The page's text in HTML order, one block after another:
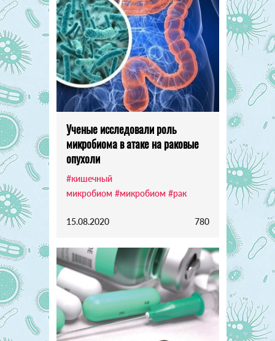
Ученые исследовали роль
микробиома в атаке на раковые
опухоли
#кишечный
микробиом #микробиом #рак
15.08.2020 780